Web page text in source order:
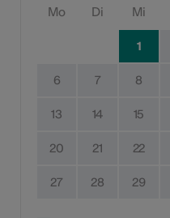
Mo Di Mi
1
6 7 8
13 14 15
20 21 22
27 28 29